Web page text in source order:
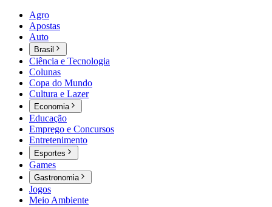
Agro
Apostas
Auto
Brasil
Ciência e Tecnologia
Colunas
Copa do Mundo
Cultura e Lazer
Economia
Educação
Emprego e Concursos
Entretenimento
Esportes
Games
Gastronomia
Jogos
Meio Ambiente